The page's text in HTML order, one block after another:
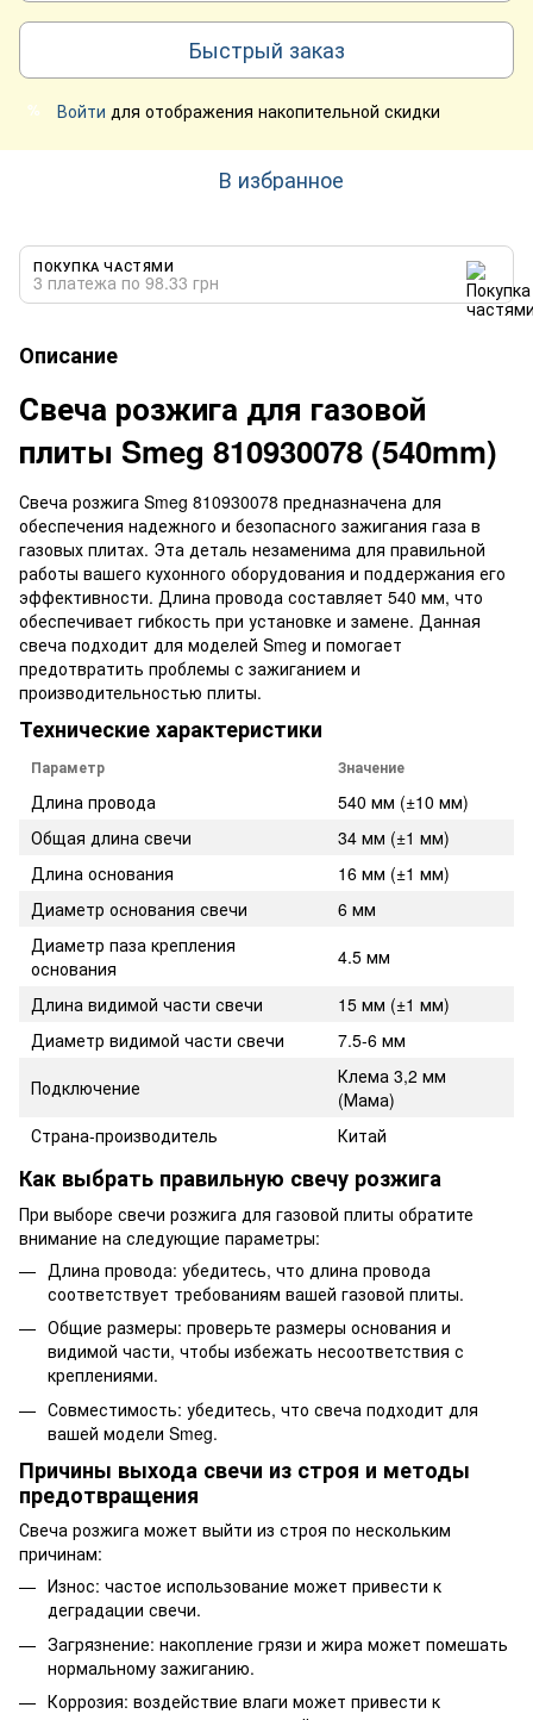
Быстрый заказ
% Войти для отображения накопительной скидки
В избранное
ПОКУПКА ЧАСТЯМИ
3 платежа по 98.33 грн
Описание
Свеча розжига для газовой
плиты Smeg 810930078 (540mm)
Свеча розжига Smeg 810930078 предназначена для
обеспечения надежного и безопасного зажигания газа в
газовых плитах. Эта деталь незаменима для правильной
работы вашего кухонного оборудования и поддержания его
эффективности. Длина провода составляет 540 мм, что
обеспечивает гибкость при установке и замене. Данная
свеча подходит для моделей Smeg и помогает
предотвратить проблемы с зажиганием и
производительностью плиты.
Технические характеристики
Параметр Значение
Длина провода
540 мм (±10 мм)
Общая длина свечи
34 мм (±1 мм)
Длина основания
16 мм (±1 мм)
Диаметр основания свечи
6 мм
Диаметр паза крепления
основания
4.5 мм
Длина видимой части свечи
15 мм (±1 мм)
Диаметр видимой части свечи
7.5-6 мм
Подключение
Клема 3,2 мм
(Мама)
Страна-производитель
Китай
Как выбрать правильную свечу розжига
При выборе свечи розжига для газовой плиты обратите
внимание на следующие параметры:
Длина провода: убедитесь, что длина провода
соответствует требованиям вашей газовой плиты.
Общие размеры: проверьте размеры основания и
видимой части, чтобы избежать несоответствия с
креплениями.
Совместимость: убедитесь, что свеча подходит для
вашей модели Smeg.
Причины выхода свечи из строя и методы
предотвращения
Свеча розжига может выйти из строя по нескольким
причинам:
Износ: частое использование может привести к
деградации свечи.
Загрязнение: накопление грязи и жира может помешать
нормальному зажиганию.
Коррозия: воздействие влаги может привести к